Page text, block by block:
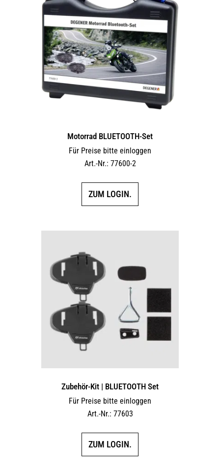
Motorrad BLUETOOTH-Set
Für Preise bitte einloggen
Art.-Nr.: 77600-2
ZUM LOGIN.
Zubehör-Kit | BLUETOOTH Set
Für Preise bitte einloggen
Art.-Nr.: 77603
ZUM LOGIN.